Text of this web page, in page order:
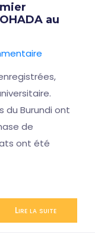
au
du Burundi ont
de
ont été
Lire la suite